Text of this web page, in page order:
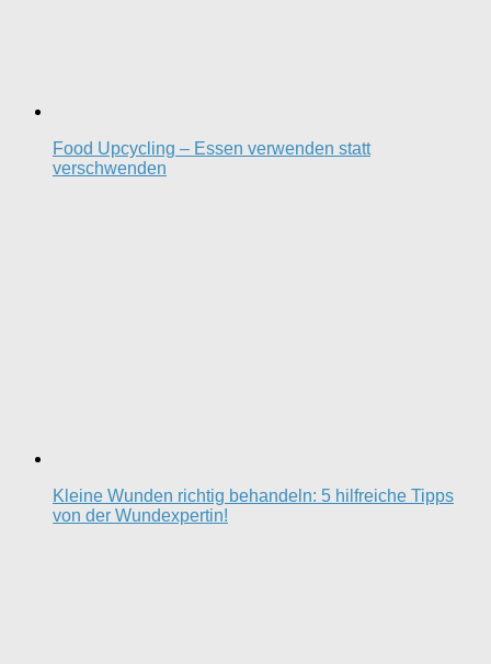
Food Upcycling – Essen verwenden statt
verschwenden
Kleine Wunden richtig behandeln: 5 hilfreiche Tipps
von der Wundexpertin!